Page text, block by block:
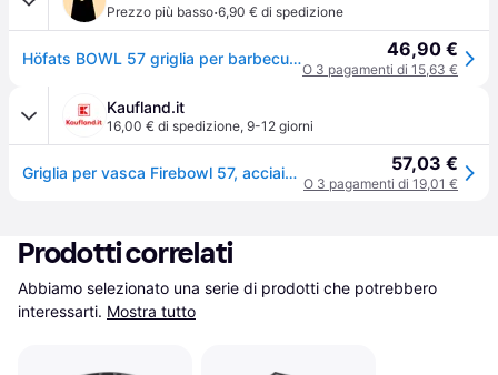
Prezzo più basso·6,90 € di spedizione
Höfats BOWL 57 griglia per barbecue Argento 46,90 €
O 3 pagamenti di 15,63 €
Kaufland.it
16,00 € di spedizione, 9-12 giorni
Griglia per vasca Firebowl 57, acciaio inox - Höfats 57,03 €
O 3 pagamenti di 19,01 €
Prodotti correlati
Abbiamo selezionato una serie di prodotti che potrebbero
interessarti. Mostra tutto